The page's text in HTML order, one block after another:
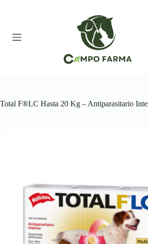
Total F®LC Hasta 20 Kg – Antiparasitario